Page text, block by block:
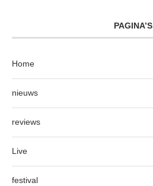
PAGINA’S
Home
nieuws
reviews
Live
festival